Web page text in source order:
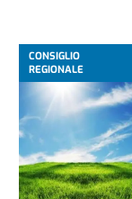
CONSIGLIO
REGIONALE